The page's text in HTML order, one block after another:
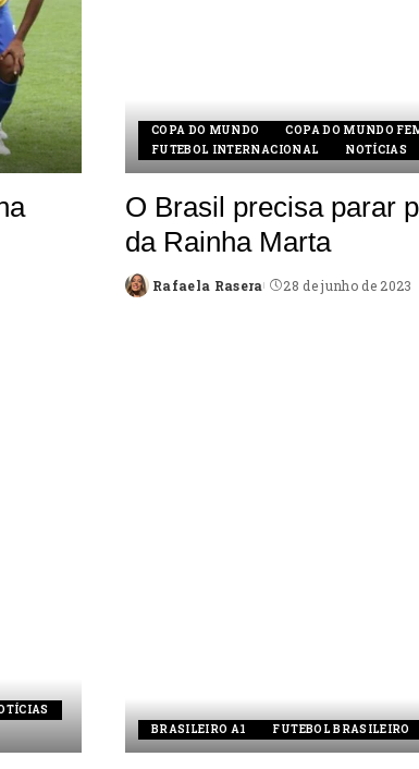
COPA DO MUNDO COPA DO MUNDO
FUTEBOL INTERNACIONAL
NOTÍCIAS
O Brasil precisa parar
da Rainha Marta
Posted
Rafaela Rasera 28 de junho de 2023
BRASILEIRO A1 FUTEBOL BRASILEIRO